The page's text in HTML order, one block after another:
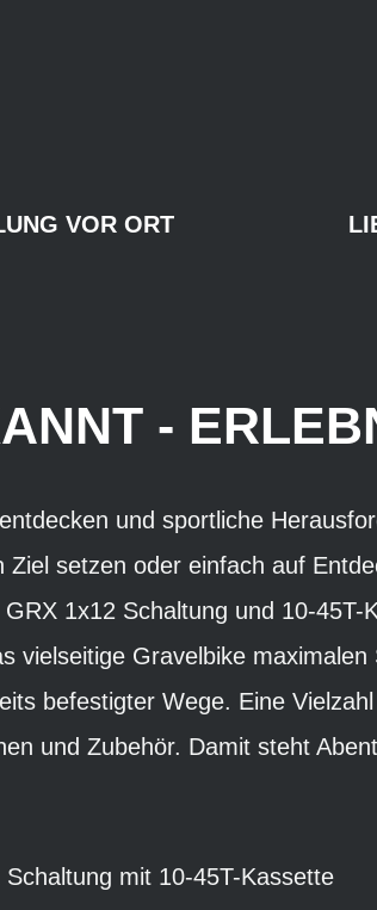
VOR ORT
-
und sportliche
Ziel setzen oder einfach auf
1x12 Schaltung und 10-
vielseitige Gravelbike
befestigter Wege. Eine
und Zubehör. Damit steht
mit 10-45T-Kassette